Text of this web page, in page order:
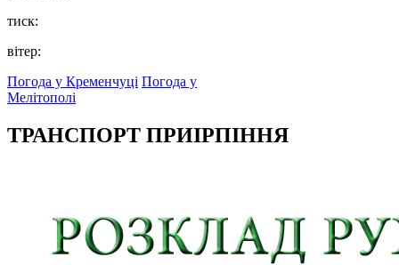
тиск:
вітер:
Погода у Кременчуці Погода у
Мелітополі
ТРАНСПОРТ ПРИІРПІННЯ